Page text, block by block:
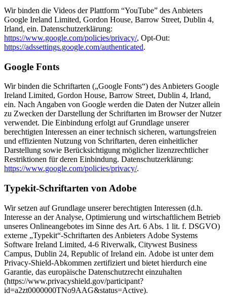
Wir binden die Videos der Plattform “YouTube” des Anbieters
Google Ireland Limited, Gordon House, Barrow Street, Dublin 4,
Irland, ein. Datenschutzerklärung:
https://www.google.com/policies/privacy/, Opt-Out:
https://adssettings.google.com/authenticated.
Google Fonts
Wir binden die Schriftarten („Google Fonts“) des Anbieters Google
Ireland Limited, Gordon House, Barrow Street, Dublin 4, Irland,
ein. Nach Angaben von Google werden die Daten der Nutzer allein
zu Zwecken der Darstellung der Schriftarten im Browser der Nutzer
verwendet. Die Einbindung erfolgt auf Grundlage unserer
berechtigten Interessen an einer technisch sicheren, wartungsfreien
und effizienten Nutzung von Schriftarten, deren einheitlicher
Darstellung sowie Berücksichtigung möglicher lizenzrechtlicher
Restriktionen für deren Einbindung. Datenschutzerklärung:
https://www.google.com/policies/privacy/.
Typekit-Schriftarten von Adobe
Wir setzen auf Grundlage unserer berechtigten Interessen (d.h.
Interesse an der Analyse, Optimierung und wirtschaftlichem Betrieb
unseres Onlineangebotes im Sinne des Art. 6 Abs. 1 lit. f. DSGVO)
externe „Typekit“-Schriftarten des Anbieters Adobe Systems
Software Ireland Limited, 4-6 Riverwalk, Citywest Business
Campus, Dublin 24, Republic of Ireland ein. Adobe ist unter dem
Privacy-Shield-Abkommen zertifiziert und bietet hierdurch eine
Garantie, das europäische Datenschutzrecht einzuhalten
(https://www.privacyshield.gov/participant?
id=a2zt0000000TNo9AAG&status=Active).